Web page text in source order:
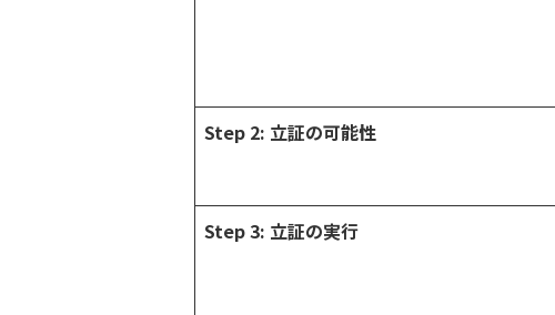
Step 2: 立証の可能性
Step 3: 立証の実行